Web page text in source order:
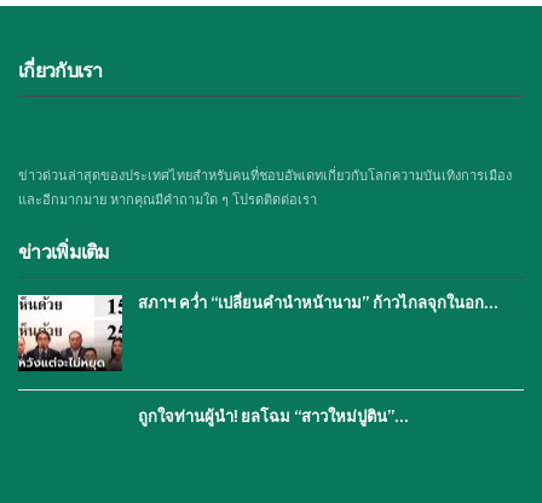
เกี่ยวกับเรา
ข่าวด่วนล่าสุดของประเทศไทยสำหรับคนที่ชอบอัพเดทเกี่ยวกับโลกความบันเทิงการเมือง
และอีกมากมาย หากคุณมีคำถามใด ๆ โปรดติดต่อเรา
ข่าวเพิ่มเติม
สภาฯ คว่ำ “เปลี่ยนคำนำหน้านาม” ก้าวไกลจุกในอก…
ถูกใจท่านผู้นำ! ยลโฉม “สาวใหม่ปูติน”…